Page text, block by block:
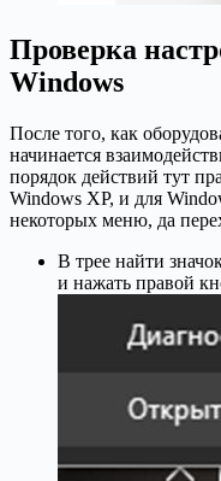
Проверка
Windows
После того, как
начинается
порядок действий тут
Windows XP, и для
некоторых меню, да
В трее найти
и нажать правой